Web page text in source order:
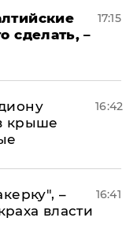
сделать, –
17:15
крыше
16:42
–
власти
16:41